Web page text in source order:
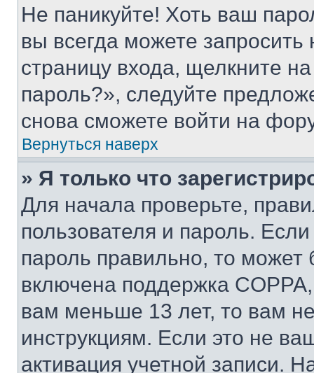
Не паникуйте! Хоть ваш
вы всегда можете
страницу входа, щелкните
пароль?», следуйте
снова сможете войти на
Вернуться наверх
» Я только что
Для начала проверьте,
пользователя и пароль.
пароль правильно, то может
включена поддержка
вам меньше 13 лет, то вам
инструкциям. Если это не
активация учетной записи.